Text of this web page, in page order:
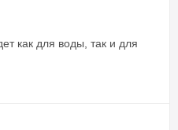
как для воды, так и для